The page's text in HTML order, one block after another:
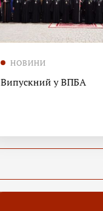
НОВИНИ
Випускний у ВПБА